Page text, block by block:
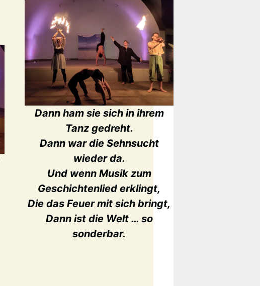
Dann ham sie sich in ihrem
Tanz gedreht.
Dann war die Sehnsucht
wieder da.
Und wenn Musik zum
Geschichtenlied erklingt,
Die das Feuer mit sich bringt,
Dann ist die Welt … so
sonderbar.